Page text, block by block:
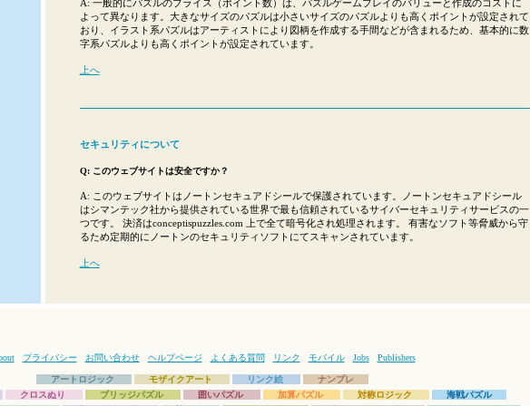
A: 一般的にパズルのプライス（ポイント数）は、パズルゲームプレイのバリューと作成のコストに
よって異なります。大きなサイズのパズルは小さいサイズのパズルよりも高くポイントが設定されて
おり、イラスト系パズルはアーティストにより図柄を作成する手間などが含まれるため、基本的に数
字系パズルよりも高くポイントが設定されています。
上へ
セキュリティについて
Q: このウェブサイトは安全ですか？
A: このウェブサイトはノートンセキュアドシールで保護されています。ノートンセキュアドシール
はシマンテック社から提供されている世界で最も信頼されているサイバーセキュリティサービスの一
つです。 決済はconceptispuzzles.com 上で全て暗号化され処理されます。 有害なソフト等脅威から守
るため定期的にノートンのセキュリティソフトにてスキャンされています。
上へ
プライバシー お問い合わせ ヘルプページ よくある質問 リンク モバイル Jobs Publishers
アートロジック モザイクアート リンク絵
ナンプレ
クロスぬり ブリッジパズル 囲いパズル 加算パズル 対称ロジック
海戦パズル